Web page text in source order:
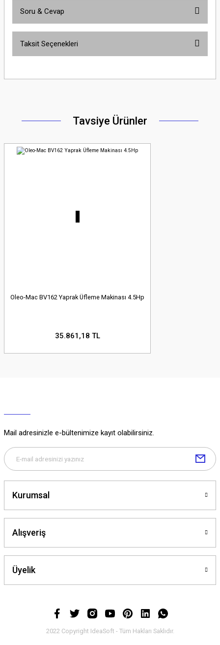
Soru & Cevap
Soru Sor
Taksit Seçenekleri
Tavsiye Ürünler
Oleo-Mac BV162 Yaprak Üfleme Makinası 4.5Hp
35.861,18 TL
Mail adresinizle e-bültenimize kayıt olabilirsiniz.
Kurumsal
Alışveriş
Üyelik
2022 Copyright IdeaSoft - Tüm Hakları Saklıdır.